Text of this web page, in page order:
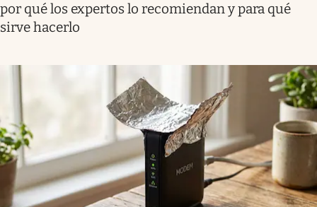
por qué los expertos lo recomiendan y para qué
sirve hacerlo